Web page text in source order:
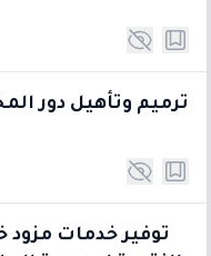
ترميم وتأهيل دور
توفير خدمات مزود